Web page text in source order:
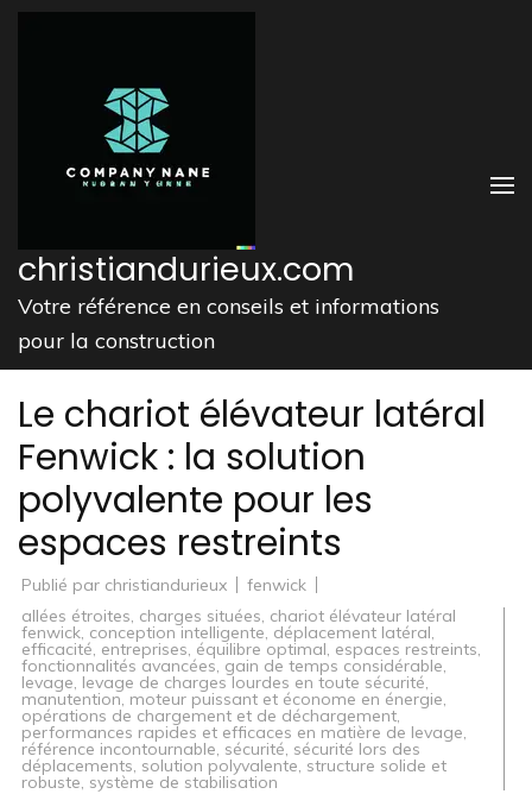
Aller
christiandurieux.com
Votre référence en conseils et informations
pour la construction
Le chariot élévateur latéral
Fenwick : la solution
polyvalente pour les
espaces restreints
Publié par christiandurieux
fenwick
allées étroites, charges situées, chariot élévateur latéral
fenwick, conception intelligente, déplacement latéral,
efficacité, entreprises, équilibre optimal, espaces restreints,
fonctionnalités avancées, gain de temps considérable,
levage, levage de charges lourdes en toute sécurité,
manutention, moteur puissant et économe en énergie,
opérations de chargement et de déchargement,
performances rapides et efficaces en matière de levage,
référence incontournable, sécurité, sécurité lors des
déplacements, solution polyvalente, structure solide et
robuste, système de stabilisation